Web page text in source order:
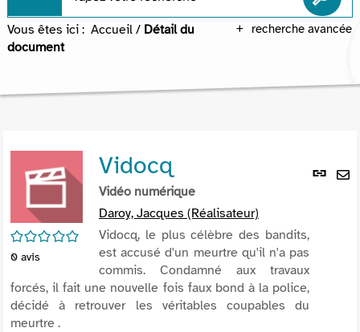
recherche avancée
Vous êtes ici : Accueil / Détail du
document
Lien
/5
0 avis
Vidocq
Vidéo numérique
Daroy, Jacques (Réalisateur)
Vidocq, le plus célèbre des bandits,
est accusé d'un meurtre qu'il n'a pas
commis. Condamné aux travaux
forcés, il fait une nouvelle fois faux bond à la police,
décidé à retrouver les véritables coupables du
meurtre .